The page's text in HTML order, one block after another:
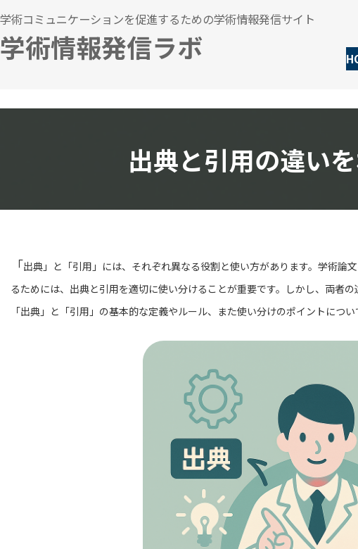
ン
テ
ン
ビ
ゲ
ー
学術コミュニケーションを促進するための学術情報発信サイト
学術情報発信ラボ
出典と引用の違い
「出典」と「引用」には、それぞれ異なる役割と使い方があります。学術論
るためには、出典と引用を適切に使い分けることが重要です。しかし、両者
「出典」と「引用」の基本的な定義やルール、また使い分けのポイントについ